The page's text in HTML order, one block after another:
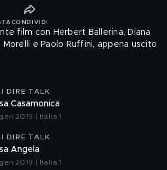
CONDIVIDI
film con Herbert Ballerina, Diana
Morelli e Paolo Ruffini, appena uscito
DIRE TALK
Casamonica
2019 | Italia 1
DIRE TALK
Angela
2019 | Italia 1